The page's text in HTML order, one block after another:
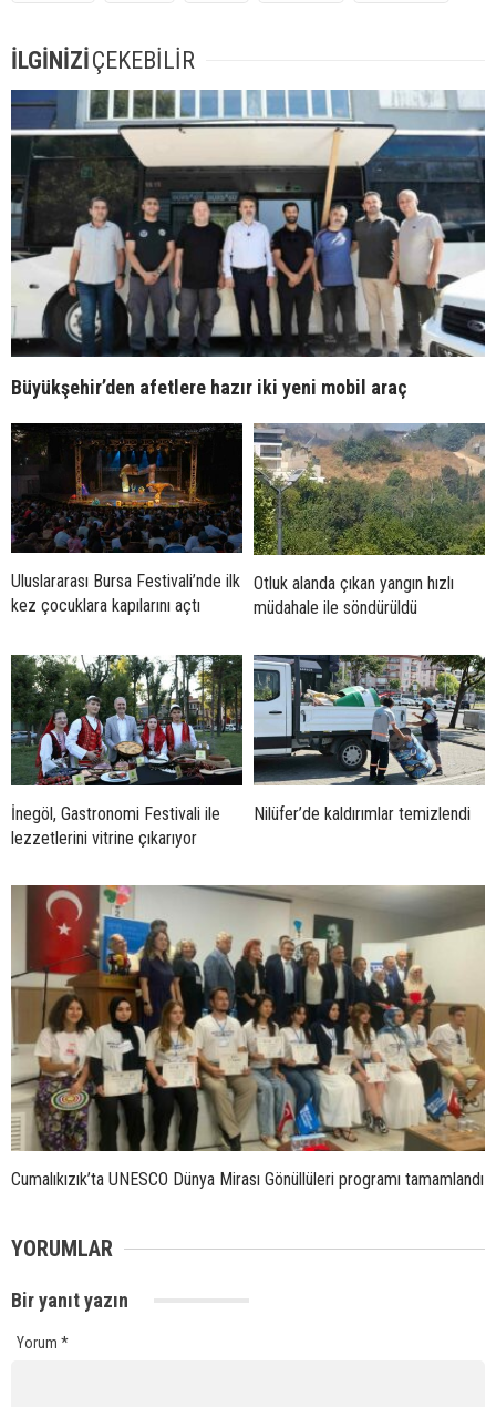
İLGİNİZİÇEKEBİLİR
Büyükşehir’den afetlere hazır iki yeni mobil araç
Uluslararası Bursa Festivali’nde ilk
kez çocuklara kapılarını açtı
Otluk alanda çıkan yangın hızlı
müdahale ile söndürüldü
İnegöl, Gastronomi Festivali ile
lezzetlerini vitrine çıkarıyor
Nilüfer’de kaldırımlar temizlendi
Cumalıkızık’ta UNESCO Dünya Mirası Gönüllüleri programı tamamlandı
YORUMLAR
Bir yanıt yazın
Yorum *